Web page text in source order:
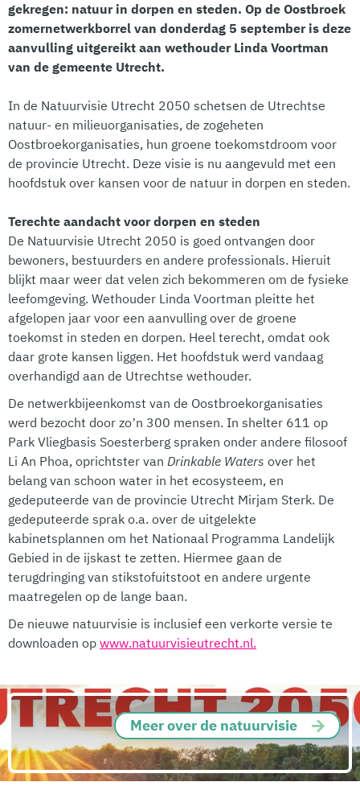
gekregen: natuur in dorpen en steden. Op de Oostbroek
zomernetwerkborrel van donderdag 5 september is deze
aanvulling uitgereikt aan wethouder Linda Voortman
van de gemeente Utrecht.
In de Natuurvisie Utrecht 2050 schetsen de Utrechtse
natuur- en milieuorganisaties, de zogeheten
Oostbroekorganisaties, hun groene toekomstdroom voor
de provincie Utrecht. Deze visie is nu aangevuld met een
hoofdstuk over kansen voor de natuur in dorpen en steden.
Terechte aandacht voor dorpen en steden
De Natuurvisie Utrecht 2050 is goed ontvangen door
bewoners, bestuurders en andere professionals. Hieruit
blijkt maar weer dat velen zich bekommeren om de fysieke
leefomgeving. Wethouder Linda Voortman pleitte het
afgelopen jaar voor een aanvulling over de groene
toekomst in steden en dorpen. Heel terecht, omdat ook
daar grote kansen liggen. Het hoofdstuk werd vandaag
overhandigd aan de Utrechtse wethouder.
De netwerkbijeenkomst van de Oostbroekorganisaties
werd bezocht door zo’n 300 mensen. In shelter 611 op
Park Vliegbasis Soesterberg spraken onder andere filosoof
Li An Phoa, oprichtster van Drinkable Waters over het
belang van schoon water in het ecosysteem, en
gedeputeerde van de provincie Utrecht Mirjam Sterk. De
gedeputeerde sprak o.a. over de uitgelekte
kabinetsplannen om het Nationaal Programma Landelijk
Gebied in de ijskast te zetten. Hiermee gaan de
terugdringing van stikstofuitstoot en andere urgente
maatregelen op de lange baan.
De nieuwe natuurvisie is inclusief een verkorte versie te
downloaden op www.natuurvisieutrecht.nl.
Meer over de natuurvisie